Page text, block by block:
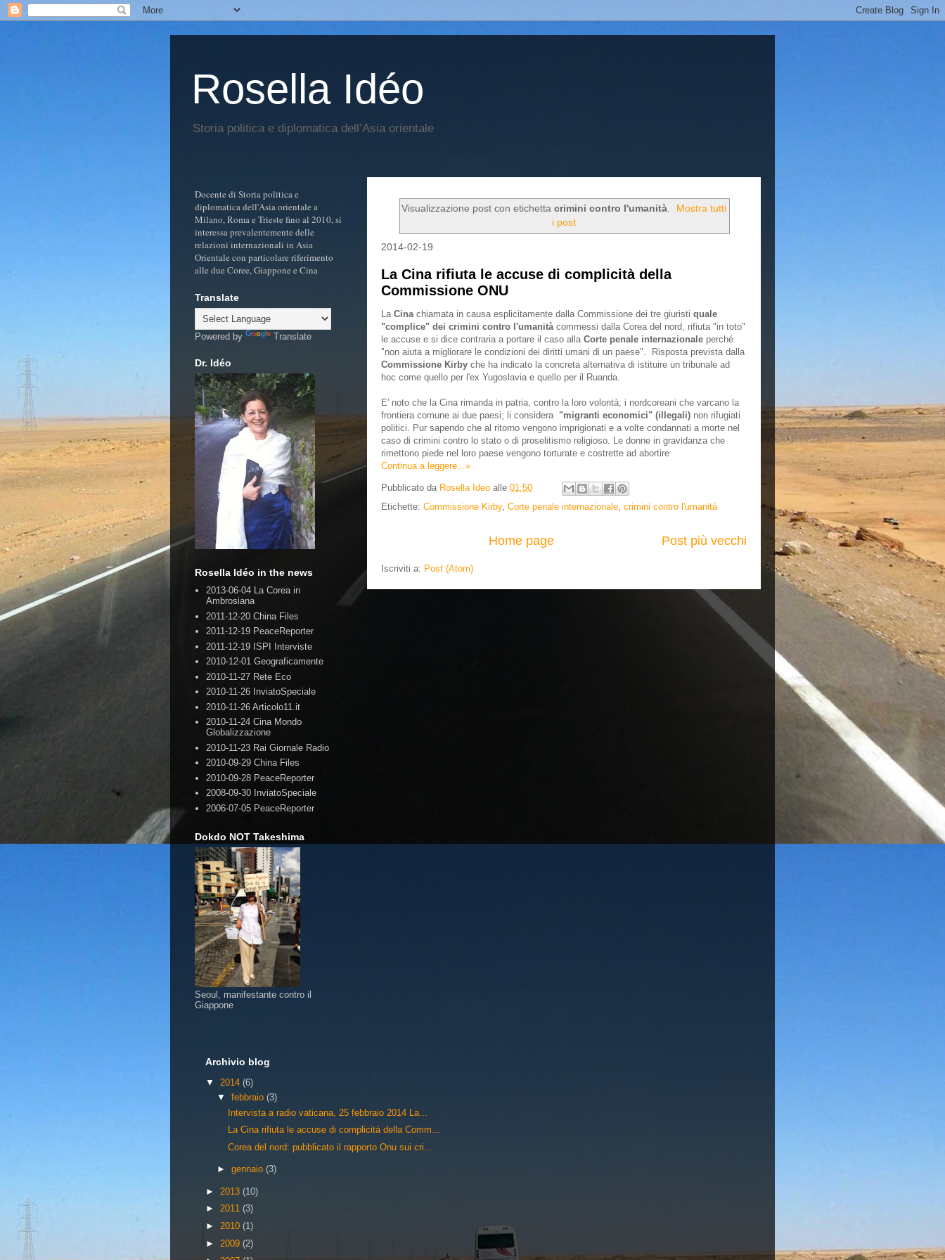
Rosella Idéo
Storia politica e diplomatica dell’Asia orientale
Visualizzazione post con etichetta crimini contro l'umanità.
Mostra tutti
i post
2014-02-19
La Cina rifiuta le accuse di complicità della
Commissione ONU
La Cina chiamata in causa esplicitamente dalla Commissione dei tre giuristi quale
"complice" dei crimini contro l'umanità commessi dalla Corea del nord, rifiuta "in toto"
le accuse e si dice contraria a portare il caso alla Corte penale internazionale perché
"non aiuta a migliorare le condizioni dei diritti umani di un paese". Risposta prevista dalla
Commissione Kirby che ha indicato la concreta alternativa di istituire un tribunale ad
hoc come quello per l'ex Yugoslavia e quello per il Ruanda.
E' noto che la Cina rimanda in patria, contro la loro volontà, i nordcoreani che varcano la
frontiera comune ai due paesi; li considera "migranti economici" (illegali) non rifugiati
politici. Pur sapendo che al ritorno vengono imprigionati e a volte condannati a morte nel
caso di crimini contro lo stato o di proselitismo religioso. Le donne in gravidanza che
rimettono piede nel loro paese vengono torturate e costrette ad abortire
Continua a leggere...»
Pubblicato da Rosella Ideo alle 01:50
Etichette: Commissione Kirby, Corte penale internazionale crimini contro l'umanità
Post più vecchi
Home page
Iscriviti a: Post (Atom)
Docente di Storia politica e
diplomatica dell'Asia orientale a
Milano, Roma e Trieste fino al 2010, si
interessa prevalentemente delle
relazioni internazionali in Asia
Orientale con particolare riferimento
alle due Coree, Giappone e Cina
Translate
Powered by Translate
Dr. Idéo
Rosella Idéo in the news
2013-06-04 La Corea in
Ambrosiana
2011-12-20 China Files
2011-12-19 PeaceReporter
2011-12-19 ISPI Interviste
2010-12-01 Geograficamente
2010-11-27 Rete Eco
2010-11-26 InviatoSpeciale
2010-11-26 Articolo11.it
2010-11-24 Cina Mondo
Globalizzazione
2010-11-23 Rai Giornale Radio
2010-09-29 China Files
2010-09-28 PeaceReporter
2008-09-30 InviatoSpeciale
2006-07-05 PeaceReporter
Dokdo NOT Takeshima
Seoul, manifestante contro il
Giappone
Archivio blog
▼ 2014 (6)
▼ febbraio (3)
Intervista a radio vaticana, 25 febbraio 2014 La...
La Cina rifiuta le accuse di complicità della Comm...
Corea del nord: pubblicato il rapporto Onu sui cri...
► gennaio (3)
► 2013 (10)
► 2011 (3)
► 2010 (1)
► 2009 (2)